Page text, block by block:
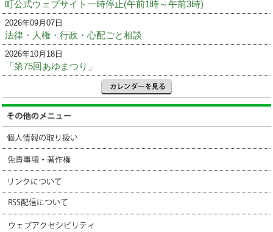
町公式ウェブサイト一時停止(午前1時～午前3時)
2026年09月07日
法律・人権・行政・心配ごと相談
2026年10月18日
「第75回あゆまつり」